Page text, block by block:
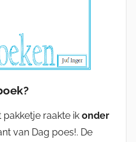
raakte ik onder
van Dag poes!. De